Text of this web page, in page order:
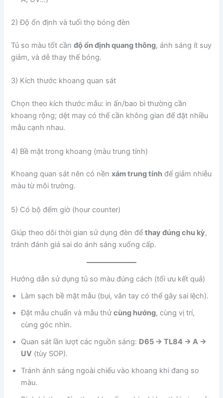
2) Độ ổn định và tuổi thọ bóng đèn
Tủ so màu tốt cầnđộ ổn định quang thông, ánh sáng ít suy
giảm, và dễ thay thế bóng.
3) Kích thước khoang quan sát
Chọn theo kích thước mẫu: in ấn/bao bì thường cần
khoang rộng; dệt may có thể cần không gian để đặt nhiều
mẫu cạnh nhau.
4) Bề mặt trong khoang (màu trung tính)
Khoang quan sát nên có nềnxám trung tính để giảm nhiễu
màu từ môi trường.
5) Có bộ đếm giờ (hour counter)
Giúp theo dõi thời gian sử dụng đèn đểthay đúng chu kỳ,
tránh đánh giá sai do ánh sáng xuống cấp.
Hướng dẫn sử dụng tủ so màu đúng cách (tối ưu kết quả)
Làm sạch bề mặt mẫu (bụi, vân tay có thể gây sai lệch).
Đặt mẫu chuẩn và mẫu thửcùng hướng, cùng vị trí,
cùng góc nhìn.
Quan sát lần lượt các nguồn sáng: D65 → TL84 → A →
UV (tùy SOP).
Tránh ánh sáng ngoài chiếu vào khoang khi đang so
màu.